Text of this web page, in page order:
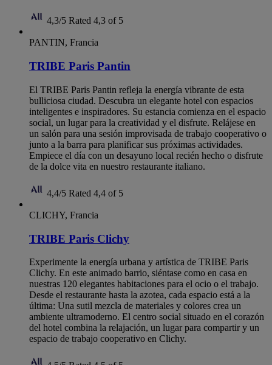
4,3/5 Rated 4,3 of 5
PANTIN, Francia
TRIBE Paris Pantin
El TRIBE Paris Pantin refleja la energía vibrante de esta
bulliciosa ciudad. Descubra un elegante hotel con espacios
inteligentes e inspiradores. Su estancia comienza en el espacio
social, un lugar para la creatividad y el disfrute. Relájese en
un salón para una sesión improvisada de trabajo cooperativo o
junto a la barra para planificar sus próximas actividades.
Empiece el día con un desayuno local recién hecho o disfrute
de la dolce vita en nuestro restaurante italiano.
4,4/5 Rated 4,4 of 5
CLICHY, Francia
TRIBE Paris Clichy
Experimente la energía urbana y artística de TRIBE Paris
Clichy. En este animado barrio, siéntase como en casa en
nuestras 120 elegantes habitaciones para el ocio o el trabajo.
Desde el restaurante hasta la azotea, cada espacio está a la
última: Una sutil mezcla de materiales y colores crea un
ambiente ultramoderno. El centro social situado en el corazón
del hotel combina la relajación, un lugar para compartir y un
espacio de trabajo cooperativo en Clichy.